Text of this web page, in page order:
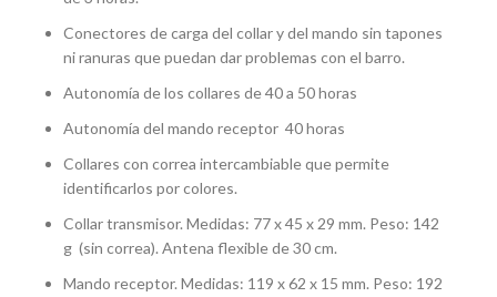
Conectores de carga del collar y del mando sin tapones
ni ranuras que puedan dar problemas con el barro.
Autonomía de los collares de 40 a 50 horas
Autonomía del mando receptor 40 horas
Collares con correa intercambiable que permite
identificarlos por colores.
Collar transmisor. Medidas: 77 x 45 x 29 mm. Peso: 142
g (sin correa). Antena flexible de 30 cm.
Mando receptor. Medidas: 119 x 62 x 15 mm. Peso: 192